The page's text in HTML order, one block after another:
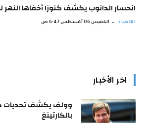
انحسار الدانوب يكشف كنوزا أخفاها
اقتصاد الخميس 06 أغسطس 6:47 ص
اخر الأخبار
وولف يكشف تحديات
بالكارتينغ